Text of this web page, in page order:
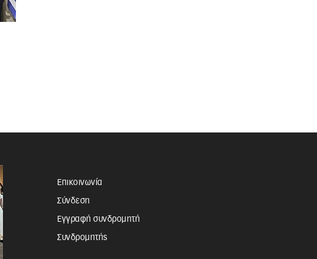
Επικοινωνία
Σύνδεση
Εγγραφή συνδρομητή
Συνδρομητής